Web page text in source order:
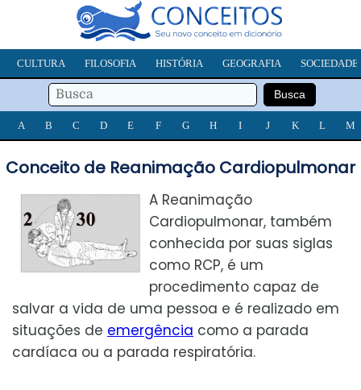
CULTURA FILOSOFIA HISTÓRIA GEOGRAFIA SOCIEDADE
A B C D E F G H I J K L M
Conceito de Reanimação Cardiopulmonar
A Reanimação
Cardiopulmonar, também
conhecida por suas siglas
como RCP, é um
procedimento capaz de
salvar a vida de uma pessoa e é realizado em
situações de emergência como a parada
cardíaca ou a parada respiratória.